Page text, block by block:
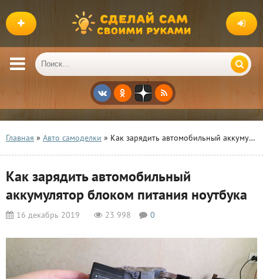
Главная » Авто самоделки » Как зарядить автомобильный аккумулятор блоком питания ноутбука
Как зарядить автомобильный
аккумулятор блоком питания ноутбука
16 декабрь 2019 23 998 0